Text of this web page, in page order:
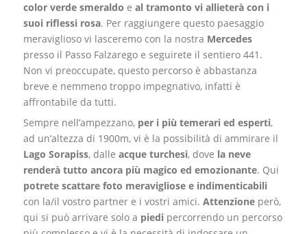
color verde smeraldo eal tramonto vi allieterà con i
suoi riflessi rosa. Per raggiungere questo paesaggio
meraviglioso vi lasceremo con la nostra Mercedes
presso il Passo Falzarego e seguirete il sentiero 441.
Non vi preoccupate, questo percorso è abbastanza
breve e nemmeno troppo impegnativo, infatti è
affrontabile da tutti.
Sempre nell’ampezzano, per i più temerari ed esperti,
ad un’altezza di 1900m, vi è la possibilità di ammirare il
Lago Sorapiss, dalleacque turchesi, dove la neve
renderà tutto ancora più magicoed emozionante. Qui
potrete scattare foto meravigliose e indimenticabili
con la/il vostro partner e i vostri amici.Attenzione però,
qui si può arrivare solo a piedi percorrendo un percorso